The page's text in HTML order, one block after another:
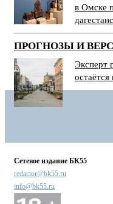
в Омске
ПРОГНОЗЫ И
Эксперт
Сетевое издание БК55
redactor@bk55.ru
info@bk55.ru